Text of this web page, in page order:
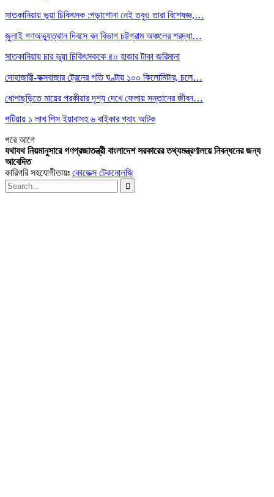
সাতকানিয়ায় ভূয়া চিকিৎসক :পড়াশোনা নেই তবুও তারা বিশেষজ্ঞ,…
জুলাই গণঅভ্যুত্থান দিবসে বন বিভাগ চট্টগ্রাম অঞ্চলের শ্রদ্ধা…
সাতকানিয়ায় চার ভুয়া চিকিৎসককে ৪০ হাজার টাকা জরিমানা
দোহাজারী-কক্সবাজার ট্রেনের গতি ঘণ্টায় ১০০ কিলোমিটার, চলে…
ধোপাছড়িতে মায়ের পরকীয়ার দৃশ্য দেখে ফেলায় সন্তানের জীবন…
পটিয়ায় ১ লাখ পিস ইয়াবাসহ ৬ বাইকার গ্যাং আটক
পরেআগে
যথাযথ নিয়মানুসারে গণপ্রজাতন্ত্রী বাংলাদেশ সরকারের তথ্যমন্ত্রণালয়ে নিবন্ধনের জন্য
আবেদিত
কারিগরি সহযোগীতায়ঃ কোডেক্স টেকনোলজি